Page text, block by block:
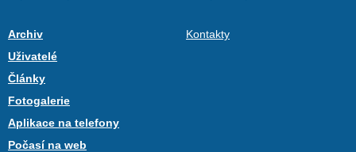
Archiv
Uživatelé
Články
Fotogalerie
Aplikace na telefony
Počasí na web
Kontakty